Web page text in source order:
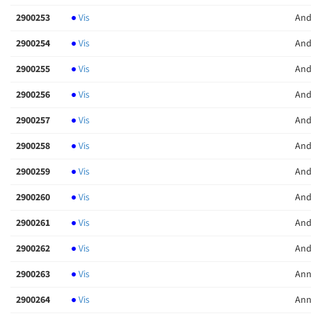
2900253
●Vis
2900254
●Vis
2900255
●Vis
2900256
●Vis
2900257
●Vis
2900258
●Vis
2900259
●Vis
2900260
●Vis
2900261
●Vis
2900262
●Vis
2900263
●Vis
2900264
●Vis